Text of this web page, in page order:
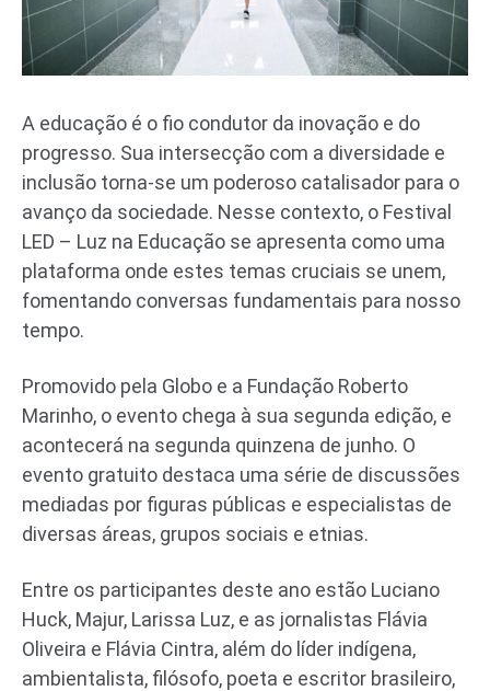
A educação é o fio condutor da inovação e do
progresso. Sua intersecção com a diversidade e
inclusão torna-se um poderoso catalisador para o
avanço da sociedade. Nesse contexto, o Festival
LED – Luz na Educação se apresenta como uma
plataforma onde estes temas cruciais se unem,
fomentando conversas fundamentais para nosso
tempo.
Promovido pela Globo e a Fundação Roberto
Marinho, o evento chega à sua segunda edição, e
acontecerá na segunda quinzena de junho. O
evento gratuito destaca uma série de discussões
mediadas por figuras públicas e especialistas de
diversas áreas, grupos sociais e etnias.
Entre os participantes deste ano estão Luciano
Huck, Majur, Larissa Luz, e as jornalistas Flávia
Oliveira e Flávia Cintra, além do líder indígena,
ambientalista, filósofo, poeta e escritor brasileiro,